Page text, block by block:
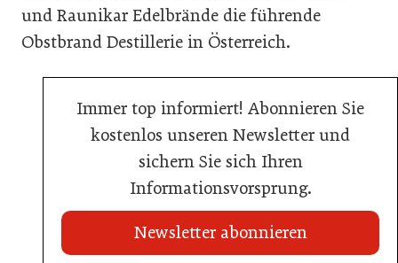
und Raunikar Edelbrände die führende
Obstbrand Destillerie in Österreich.
Immer top informiert! Abonnieren Sie
kostenlos unseren Newsletter und
sichern Sie sich Ihren
Informationsvorsprung.
Newsletter abonnieren